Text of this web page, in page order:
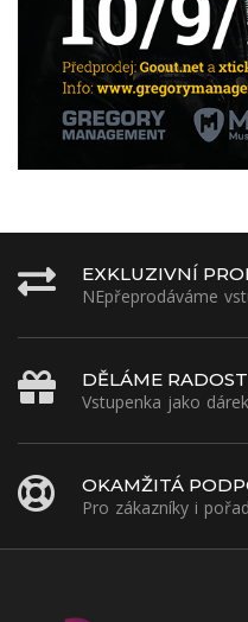
EXKLUZIVNÍ
NEpřeprodáváme
DĚLÁME RADOST
Vstupenka jako dárek
OKAMŽITÁ
Pro zákazníky i